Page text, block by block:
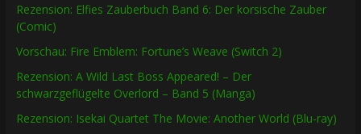
Rezension: Elfies Zauberbuch Band 6: Der korsische Zauber
(Comic)
Vorschau: Fire Emblem: Fortune’s Weave (Switch 2)
Rezension: A Wild Last Boss Appeared! – Der
schwarzgeflügelte Overlord – Band 5 (Manga)
Rezension: Isekai Quartet The Movie: Another World (Blu-ray)